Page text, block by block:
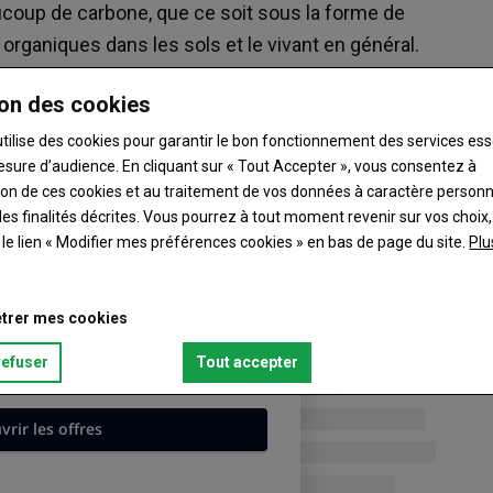
de carbone, que ce soit sous la forme de
dans les sols et le vivant en général.
mais plutôt les liens énergétiques qui
petits bras ! Ces liaisons sont, en fait, un
très rapidement par brûlage (cas du bois de
pour entretenir notre métabolisme et
des cookies
des cookies pour garantir le bon fonctionnement des services
d’audience. En cliquant sur « Tout Accepter », vous consentez à
de ces cookies et au traitement de vos données à caractère
finalités décrites. Vous pourrez à tout moment revenir sur vos
lien « Modifier mes préférences cookies » en bas de page du site.
mes cookies
Tout accepter